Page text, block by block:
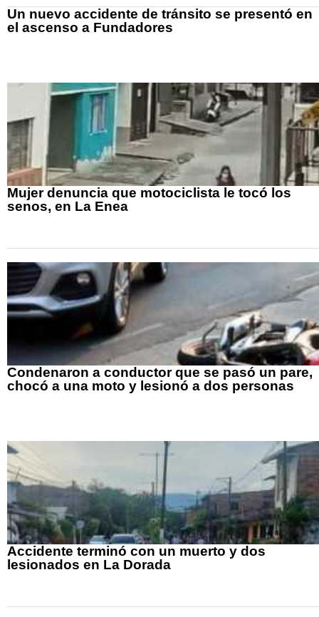
Un nuevo accidente de tránsito se presentó en
el ascenso a Fundadores
Mujer denuncia que motociclista le tocó los
senos, en La Enea
Condenaron a conductor que se pasó un pare,
chocó a una moto y lesionó a dos personas
Accidente terminó con un muerto y dos
lesionados en La Dorada